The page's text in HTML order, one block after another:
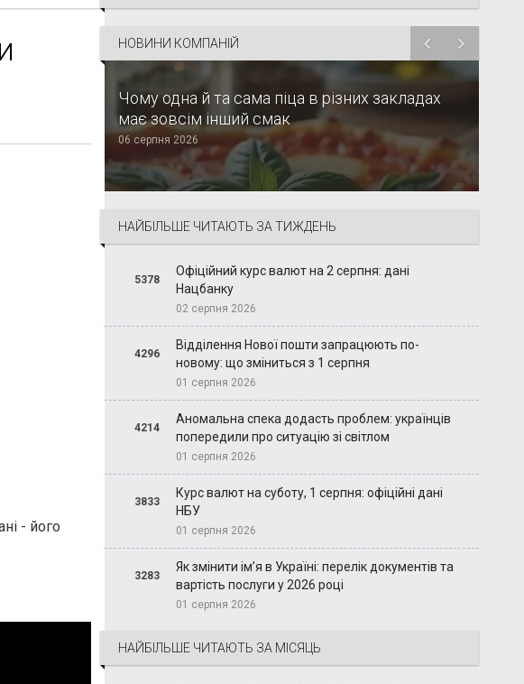
- його
НОВИНИ КОМПАНІЙ
Чому одна й та сама піца в різних закладах
має зовсім інший смак
06 серпня 2026
НАЙБІЛЬШЕ ЧИТАЮТЬ ЗА ТИЖДЕНЬ
5378
Офіційний курс валют на 2 серпня: дані
Нацбанку
02 серпня 2026
4296
Відділення Нової пошти запрацюють по-
новому: що зміниться з 1 серпня
01 серпня 2026
4214
Аномальна спека додасть проблем: українців
попередили про ситуацію зі світлом
01 серпня 2026
3833
Курс валют на суботу, 1 серпня: офіційні дані
НБУ
01 серпня 2026
3283
Як змінити ім’я в Україні: перелік документів та
вартість послуги у 2026 році
01 серпня 2026
НАЙБІЛЬШЕ ЧИТАЮТЬ ЗА МІСЯЦЬ